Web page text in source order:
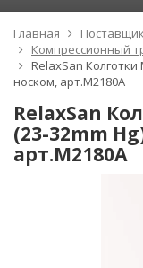
Главная
Компрессионный
RelaxSan Колготки
носком, арт.M2180A
RelaxSan
(23-32mm
арт.M2180A